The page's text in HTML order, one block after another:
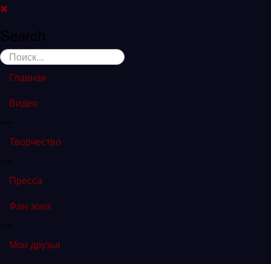
Search
Главная
Видео
Творчество
Пресса
Фан-зона
Мои друзья